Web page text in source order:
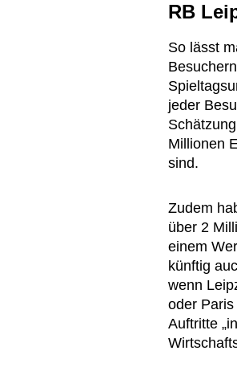
RB
So lässt
jeder
Millionen
sind.
Zudem
über 2
einem
künftig
wenn
oder
Auftritte